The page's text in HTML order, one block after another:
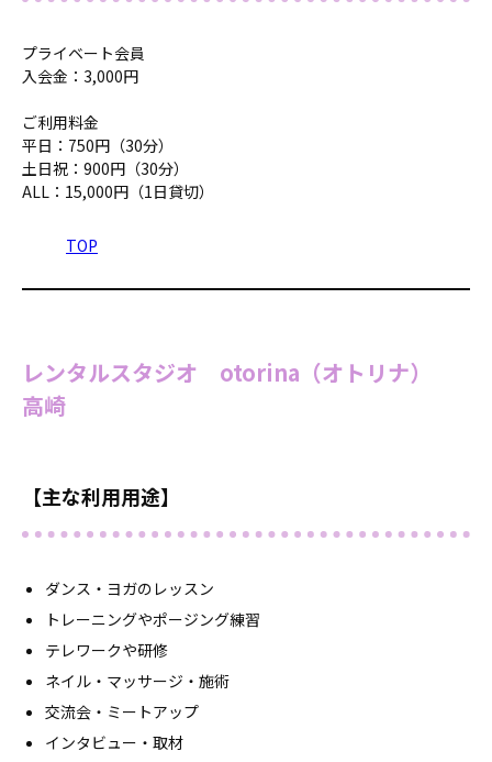
プライベート会員
入会金：3,000円
ご利用料金
平日：750円（30分）
土日祝：900円（30分）
ALL：15,000円（1日貸切）
TOP
レンタルスタジオ otorina（オトリナ）
高崎
【主な利用用途】
ダンス・ヨガのレッスン
トレーニングやポージング練習
テレワークや研修
ネイル・マッサージ・施術
交流会・ミートアップ
インタビュー・取材